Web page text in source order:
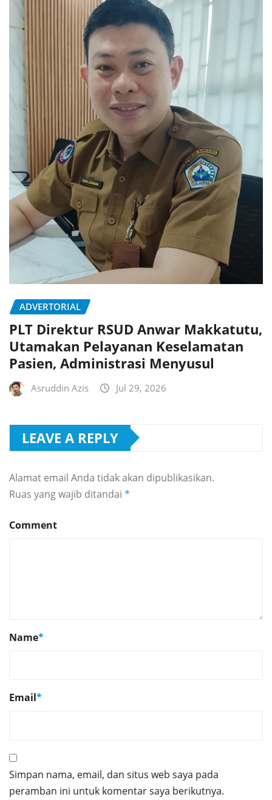
ADVERTORIAL
PLT Direktur RSUD Anwar Makkatutu,
Utamakan Pelayanan Keselamatan
Pasien, Administrasi Menyusul
Asruddin Azis Jul 29, 2026
LEAVE A REPLY
Alamat email Anda tidak akan dipublikasikan.
Ruas yang wajib ditandai *
Comment
Name*
Email*
Simpan nama, email, dan situs web saya pada
peramban ini untuk komentar saya berikutnya.